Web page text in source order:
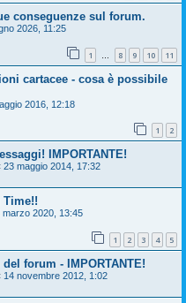
conseguenze sul forum.
2026, 11:25
1 … 8 9 10 11
cartacee - cosa è possibile
2016, 12:18
1 2
IMPORTANTE!
23 maggio 2014, 17:32
Time!!
marzo 2020, 13:45
1 2 3 4 5
forum - IMPORTANTE!
14 novembre 2012, 1:02